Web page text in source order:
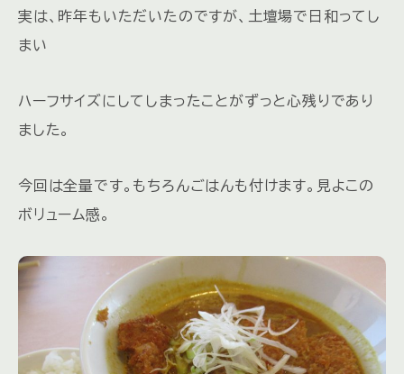
実は、昨年もいただいたのですが、土壇場で日和ってし
まい
ハーフサイズにしてしまったことがずっと心残りであり
ました。
今回は全量です。もちろんごはんも付けます。見よこの
ボリューム感。